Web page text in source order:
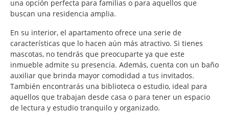
una opción perfecta para familias o para aquellos que
buscan una residencia amplia.
En su interior, el apartamento ofrece una serie de
características que lo hacen aún más atractivo. Si tienes
mascotas, no tendrás que preocuparte ya que este
inmueble admite su presencia. Además, cuenta con un baño
auxiliar que brinda mayor comodidad a tus invitados.
También encontrarás una biblioteca o estudio, ideal para
aquellos que trabajan desde casa o para tener un espacio
de lectura y estudio tranquilo y organizado.